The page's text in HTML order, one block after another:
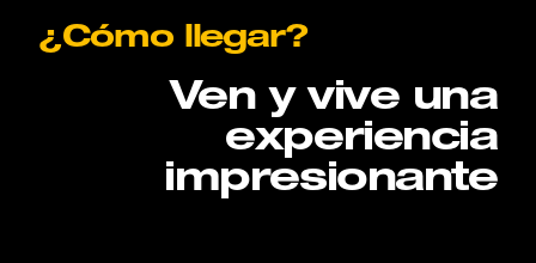
¿Cómo llegar?
Ven y vive una
experiencia
impresionante